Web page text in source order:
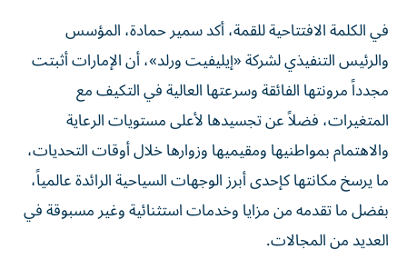
في الكلمة الافتتاحية للقمة، أكد سمير حمادة، المؤسس
والرئيس التنفيذي لشركة «إيليفيت ورلد»، أن الإمارات أثبتت
مجدداً مرونتها الفائقة وسرعتها العالية في التكيف مع
المتغيرات، فضلاً عن تجسيدها لأعلى مستويات الرعاية
والاهتمام بمواطنيها ومقيميها وزوارها خلال أوقات التحديات،
ما يرسخ مكانتها كإحدى أبرز الوجهات السياحية الرائدة عالمياً،
بفضل ما تقدمه من مزايا وخدمات استثنائية وغير مسبوقة في
العديد من المجالات.